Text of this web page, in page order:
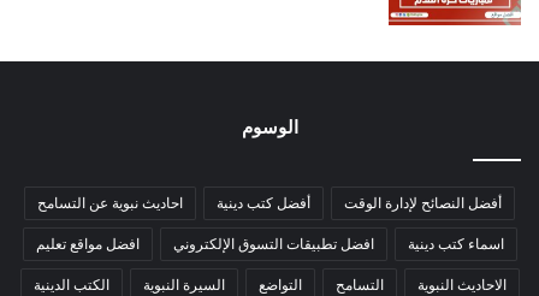
الوسوم
أفضل النصائح لإدارة الوقت أفضل كتب دينية احاديث نبوية عن التسامح
اسماء كتب دينية افضل تطبيقات التسوق الإلكتروني افضل مواقع تعليم
الاحاديث النبوية التسامح التواضع السيرة النبوية الكتب الدينية